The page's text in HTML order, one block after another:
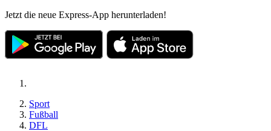
Jetzt die neue Express-App herunterladen!
Sport
Fußball
DFL